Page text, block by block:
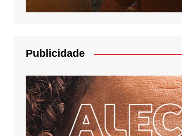
Publicidade